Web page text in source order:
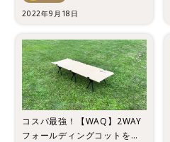
2022年9月18日
コスパ最強！【WAQ】2WAY
フォールディングコットを徹